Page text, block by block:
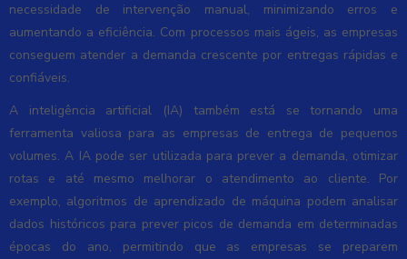
necessidade de intervenção manual, minimizando erros e
aumentando a eficiência. Com processos mais ágeis, as empresas
conseguem atender a demanda crescente por entregas rápidas e
confiáveis.
A inteligência artificial (IA) também está se tornando uma
ferramenta valiosa para as empresas de entrega de pequenos
volumes. A IA pode ser utilizada para prever a demanda, otimizar
rotas e até mesmo melhorar o atendimento ao cliente. Por
exemplo, algoritmos de aprendizado de máquina podem analisar
dados históricos para prever picos de demanda em determinadas
épocas do ano, permitindo que as empresas se preparem